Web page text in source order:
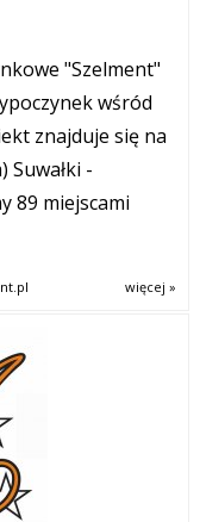
"Szelment"
wśród
znajduje się na
-
89 miejscami
więcej »